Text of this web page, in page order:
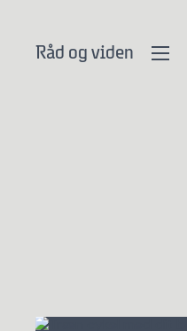
Råd og viden